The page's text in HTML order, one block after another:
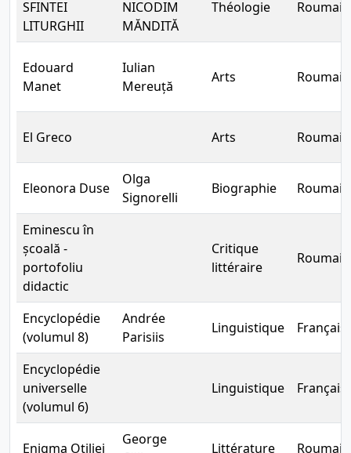
SFINTEI
LITURGHII
NICODIM
MĂNDITĂ
Théologie Roumain
Edouard
Manet
Iulian
Mereuță
Arts Roumain
El Greco Arts Roumain
Eleonora Duse
Olga
Signorelli
Biographie Roumain
Eminescu în
școală -
portofoliu
didactic
Critique
littéraire
Roumain
Encyclopédie
(volumul 8)
Andrée
Parisiis
Linguistique Français
Encyclopédie
universelle
(volumul 6)
Linguistique Français
Enigma Otiliei
George
Littérature Roumain